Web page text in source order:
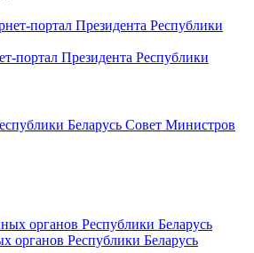
портал Президента Республики
Совет Министров
органов Республики Беларусь